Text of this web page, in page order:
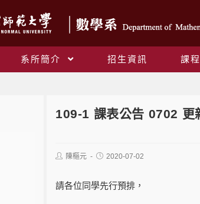
系所簡介 招生資訊 課
109-1 課表公告 0702 更
陳樞元 2020-07-02
請各位同學先行預排，